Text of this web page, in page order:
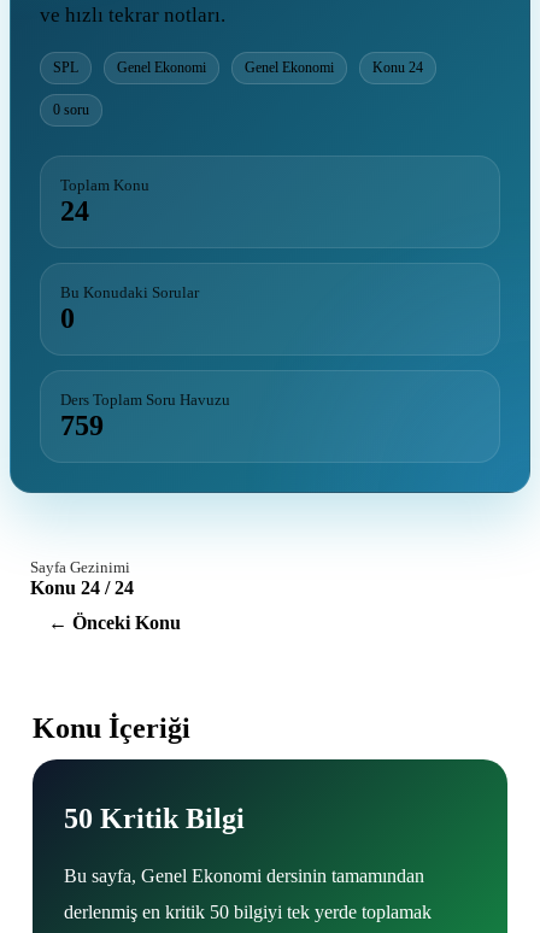
ve hızlı tekrar notları.
SPL Genel Ekonomi Genel Ekonomi Konu 24
0 soru
Toplam Konu
24
Bu Konudaki Sorular
0
Ders Toplam Soru Havuzu
759
Sayfa Gezinimi
Konu 24 / 24
← Önceki Konu
Konu İçeriği
50 Kritik Bilgi
Bu sayfa, Genel Ekonomi dersinin tamamından
derlenmiş en kritik 50 bilgiyi tek yerde toplamak